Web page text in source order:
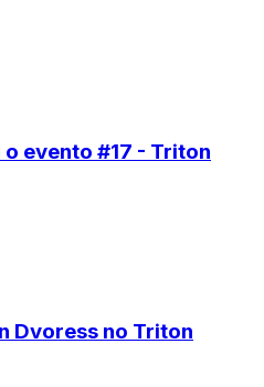
evento #17 - Triton
Dvoress no Triton